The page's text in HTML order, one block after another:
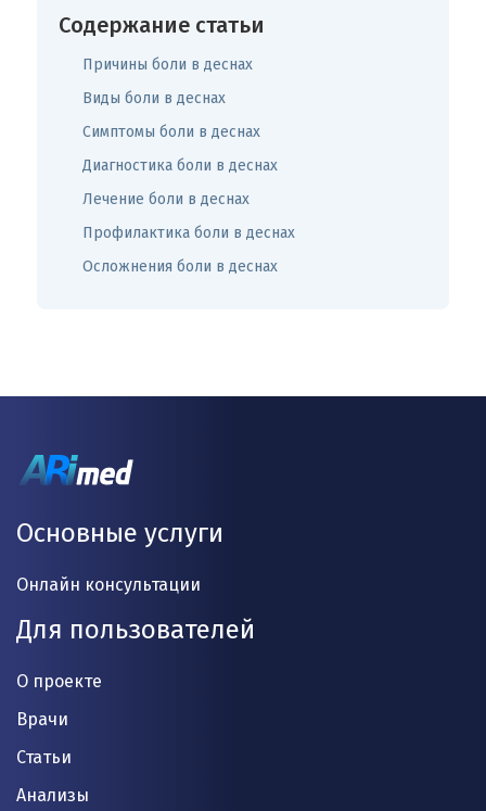
Содержание статьи
Причины боли в деснах
Виды боли в деснах
Симптомы боли в деснах
Диагностика боли в деснах
Лечение боли в деснах
Профилактика боли в деснах
Осложнения боли в деснах
Основные услуги
Онлайн консультации
Для пользователей
О проекте
Врачи
Статьи
Анализы